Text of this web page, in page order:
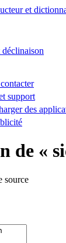
déclinaison
support
des
de «
source